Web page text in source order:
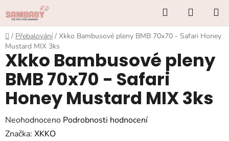
na
obsah
Hledat
KOŠÍK
Domů
/ Přebalování / Xkko Bambusové pleny BMB 70x70 - Safari Honey
Mustard MIX 3ks
Xkko Bambusové pleny
BMB 70x70 - Safari
Honey Mustard MIX 3ks
Průměrné
hodnocení
Neohodnoceno Podrobnosti hodnocení
Značka: XKKO